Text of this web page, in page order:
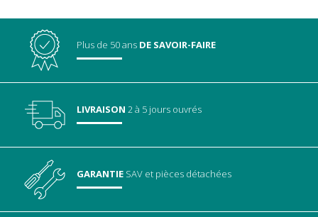
Plus de 50 ans DE SAVOIR-FAIRE
LIVRAISON 2 à 5 jours ouvrés
GARANTIE SAV et pièces détachées